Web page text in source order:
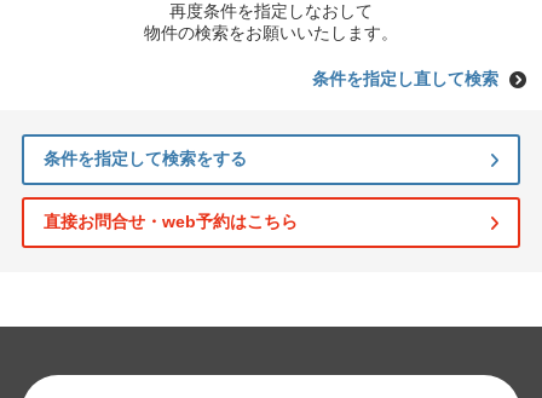
再度条件を指定しなおして
物件の検索をお願いいたします。
条件を指定し直して検索
条件を指定して検索をする
直接お問合せ・web予約はこちら